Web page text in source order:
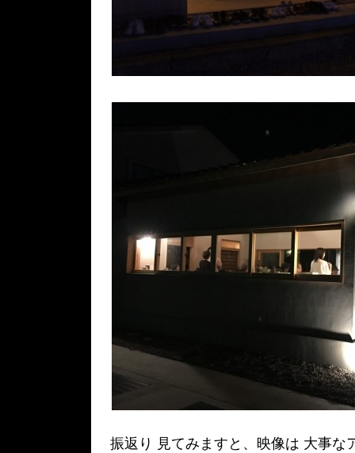
振返り 見てみますと、映像は 大事な